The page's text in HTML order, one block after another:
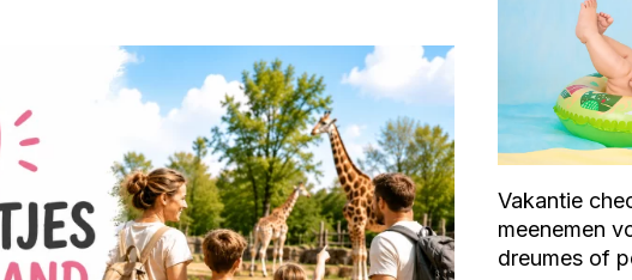
Vakantie
meenemen
dreumes of